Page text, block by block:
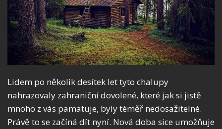
Lidem po několik desítek let tyto chalupy
nahrazovaly zahraniční dovolené, které jak si jistě
mnoho z vás pamatuje, byly téměř nedosažitelné.
Právě to se začíná dít nyní. Nová doba sice umožňuje